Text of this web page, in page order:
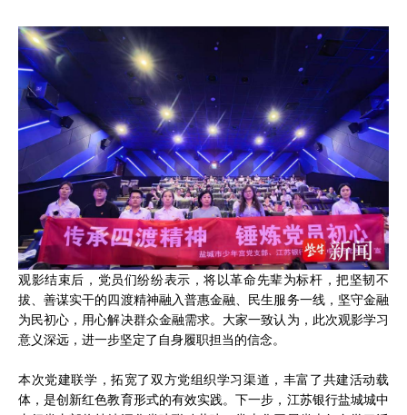
观影结束后，党员们纷纷表示，将以革命先辈为标杆，把坚韧不
拔、善谋实干的四渡精神融入普惠金融、民生服务一线，坚守金融
为民初心，用心解决群众金融需求。大家一致认为，此次观影学习
意义深远，进一步坚定了自身履职担当的信念。
本次党建联学，拓宽了双方党组织学习渠道，丰富了共建活动载
体，是创新红色教育形式的有效实践。下一步，江苏银行盐城城中